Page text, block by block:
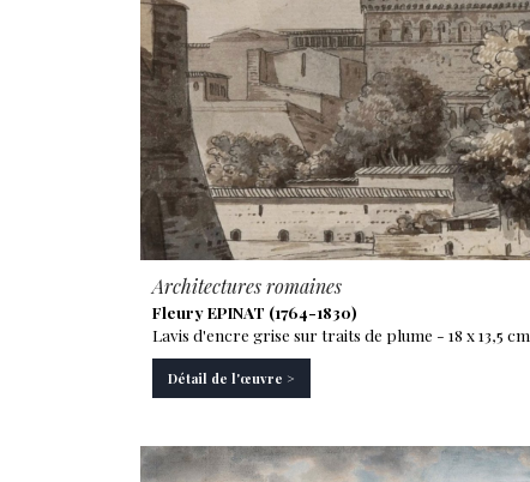
Architectures romaines
Fleury EPINAT (1764-1830)
Lavis d'encre grise sur traits de plume - 18 x 13,5 cm
Détail de l'œuvre >